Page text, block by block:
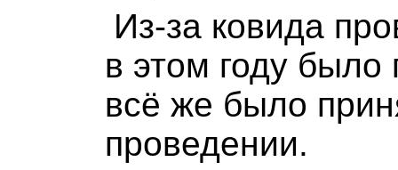
Из-за ковида
в этом году было
всё же было
проведении.